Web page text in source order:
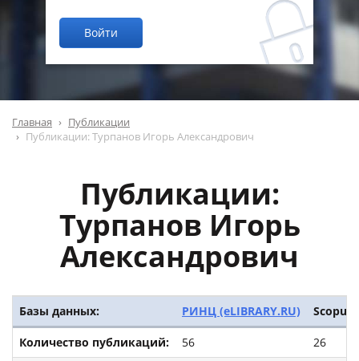
Войти
Главная
Публикации
Публикации: Турпанов Игорь Александрович
Публикации:
Турпанов Игорь
Александрович
Базы данных: РИНЦ (eLIBRARY.RU) Scopus
Количество публикаций: 56
26